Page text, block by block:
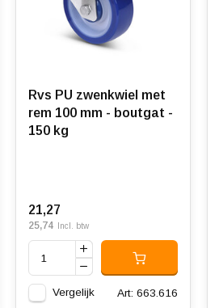
Rvs PU zwenkwiel met
rem 100 mm - boutgat -
150 kg
21,27
25,74 Incl. btw
Vergelijk Art: 663.616